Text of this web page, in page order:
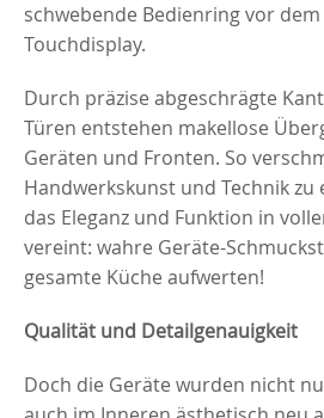
schwebende Bedienring vor
Touchdisplay.
Durch präzise abgeschrägte
Türen entstehen makellose
Geräten und Fronten. So
Handwerkskunst und Technik zu
das Eleganz und Funktion in
vereint: wahre Geräte-
gesamte Küche aufwerten!
Qualität und Detailgenauigkeit
Doch die Geräte wurden nicht